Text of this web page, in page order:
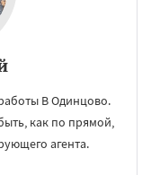
В Одинцово.
как по прямой,
агента.